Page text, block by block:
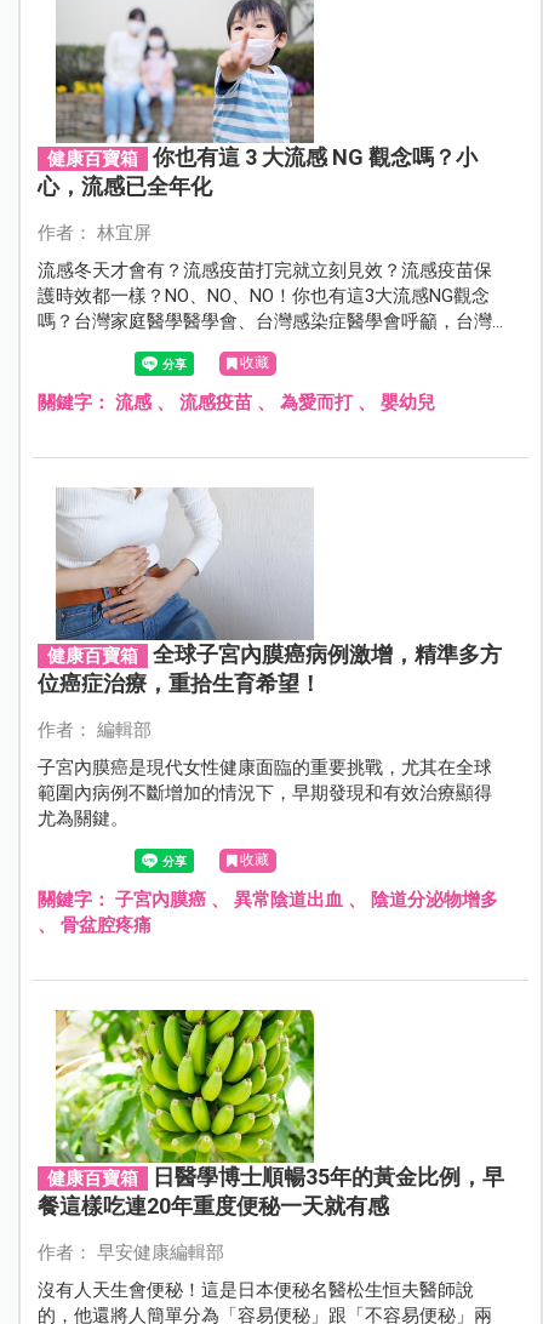
健康百寶箱
你也有這 3 大流感 NG 觀念嗎？小
心，流感已全年化
作者： 林宜屏
流感冬天才會有？流感疫苗打完就立刻見效？流感疫苗保
護時效都一樣？NO、NO、NO！你也有這3大流感NG觀念
嗎？台灣家庭醫學醫學會、台灣感染症醫學會呼籲，台灣
已經流感全年化，流感疫苗可提早預約施打，確保擁有足
收藏
關鍵字： 流感、 流感疫苗、 為愛而打、 嬰幼兒
健康百寶箱
全球子宮內膜癌病例激增，精準多方
位癌症治療，重拾生育希望！
作者： 編輯部
子宮內膜癌是現代女性健康面臨的重要挑戰，尤其在全球
範圍內病例不斷增加的情況下，早期發現和有效治療顯得
尤為關鍵。
收藏
關鍵字： 子宮內膜癌、 異常陰道出血、
陰道分泌物增多
、 骨盆腔疼痛
健康百寶箱
日醫學博士順暢35年的黃金比例，早
餐這樣吃連20年重度便秘一天就有感
作者： 早安健康編輯部
沒有人天生會便秘！這是日本便秘名醫松生恒夫醫師說
的，他還將人簡單分為「容易便秘」跟「不容易便秘」兩